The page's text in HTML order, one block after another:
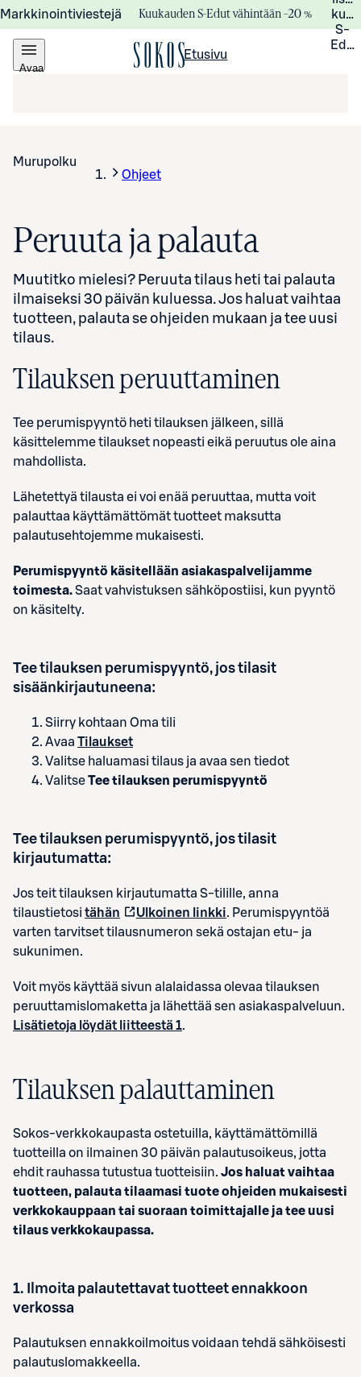
Markkinointiviestejä Kuukauden S-Edut vähintään –20 %
S-
Avaa
Etusivu
Murupolku
Ohjeet
Peruuta ja palauta
Muutitko mielesi? Peruuta tilaus heti tai palauta
ilmaiseksi 30 päivän kuluessa. Jos haluat vaihtaa
tuotteen, palauta se ohjeiden mukaan ja tee uusi
tilaus.
Tilauksen peruuttaminen
Tee perumispyyntö heti tilauksen jälkeen, sillä
käsittelemme tilaukset nopeasti eikä peruutus ole aina
mahdollista.
Lähetettyä tilausta ei voi enää peruuttaa, mutta voit
palauttaa käyttämättömät tuotteet maksutta
palautusehtojemme mukaisesti.
Perumispyyntö käsitellään asiakaspalvelijamme
toimesta.Saat vahvistuksen sähköpostiisi, kun pyyntö
on käsitelty.
Tee tilauksen perumispyyntö, jos tilasit
sisäänkirjautuneena:
Siirry kohtaan Oma tili
Avaa Tilaukset
Valitse haluamasi tilaus ja avaa sen tiedot
ValitseTee tilauksen perumispyyntö
Tee tilauksen perumispyyntö, jos tilasit
kirjautumatta:
Jos teit tilauksen kirjautumatta S-tilille, anna
tilaustietosi tähän Ulkoinen linkki. Perumispyyntöä
varten tarvitset tilausnumeron sekä ostajan etu- ja
sukunimen.
Voit myös käyttää sivun alalaidassa olevaa tilauksen
peruuttamislomaketta ja lähettää sen asiakaspalveluun.
Lisätietoja löydät liitteestä 1.
Tilauksen palauttaminen
Sokos-verkkokaupasta ostetuilla, käyttämättömillä
tuotteilla on ilmainen 30 päivän palautusoikeus, jotta
ehdit rauhassa tutustua tuotteisiin. Jos haluat vaihtaa
tuotteen, palauta tilaamasi tuote ohjeiden mukaisesti
verkkokauppaan tai suoraan toimittajalle ja tee uusi
tilaus verkkokaupassa.
1. Ilmoita palautettavat tuotteet ennakkoon
verkossa
Palautuksen ennakkoilmoitus voidaan tehdä sähköisesti
palautuslomakkeella.